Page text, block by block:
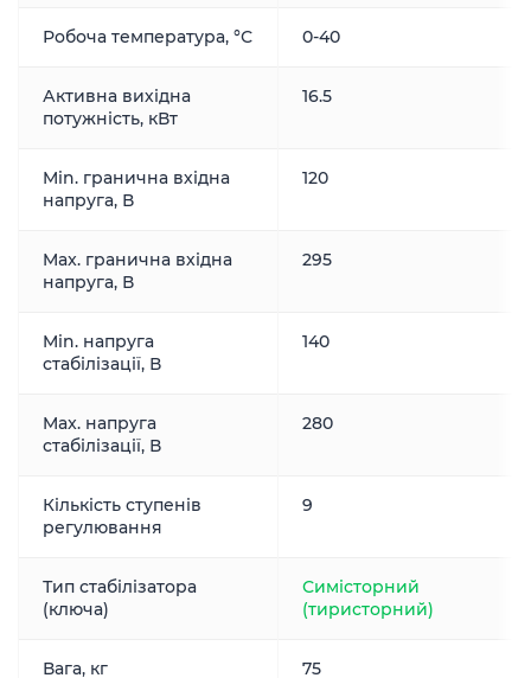
Робоча температура, °С 0-40
Активна вихідна
потужність, кВт
16.5
Min. гранична вхідна
напруга, В
120
Max. гранична вхідна
напруга, В
295
Min. напруга
стабілізації, В
140
Max. напруга
стабілізації, В
280
Кількість ступенів
регулювання
9
Тип стабілізатора
(ключа)
Симісторний
(тиристорний)
Вага, кг 75